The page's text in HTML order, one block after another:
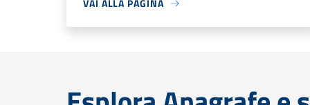
VAI ALLA PAGINA